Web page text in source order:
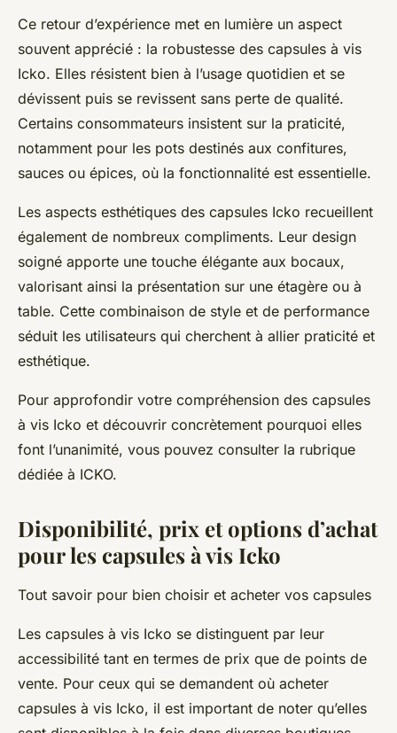
Ce retour d’expérience met en lumière un aspect
souvent apprécié : la robustesse des capsules à vis
Icko. Elles résistent bien à l’usage quotidien et se
dévissent puis se revissent sans perte de qualité.
Certains consommateurs insistent sur la praticité,
notamment pour les pots destinés aux confitures,
sauces ou épices, où la fonctionnalité est essentielle.
Les aspects esthétiques des capsules Icko recueillent
également de nombreux compliments. Leur design
soigné apporte une touche élégante aux bocaux,
valorisant ainsi la présentation sur une étagère ou à
table. Cette combinaison de style et de performance
séduit les utilisateurs qui cherchent à allier praticité et
esthétique.
Pour approfondir votre compréhension des capsules
à vis Icko et découvrir concrètement pourquoi elles
font l’unanimité, vous pouvez consulter la rubrique
dédiée à ICKO.
Disponibilité, prix et options d’achat
pour les capsules à vis Icko
Tout savoir pour bien choisir et acheter vos capsules
Les capsules à vis Icko se distinguent par leur
accessibilité tant en termes de prix que de points de
vente. Pour ceux qui se demandent où acheter
capsules à vis Icko, il est important de noter qu’elles